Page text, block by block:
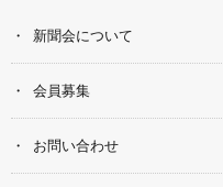
新聞会について
会員募集
お問い合わせ